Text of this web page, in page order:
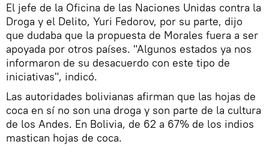
El jefe de la Oficina de las Naciones Unidas contra la
Droga y el Delito, Yuri Fedorov, por su parte, dijo
que dudaba que la propuesta de Morales fuera a ser
apoyada por otros países. "Algunos estados ya nos
informaron de su desacuerdo con este tipo de
iniciativas", indicó.
Las autoridades bolivianas afirman que las hojas de
coca en sí no son una droga y son parte de la cultura
de los Andes. En Bolivia, de 62 a 67% de los indios
mastican hojas de coca.